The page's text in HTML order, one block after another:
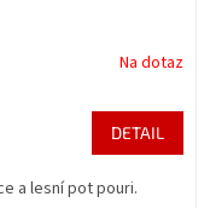
Na dotaz
DETAIL
a lesní pot pouri.